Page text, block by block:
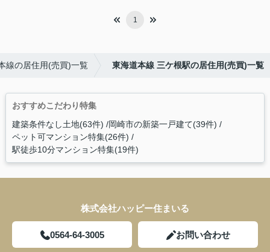
1
線の居住用(売買)一覧 東海道本線 三ケ根駅の居住用(売買)一覧
おすすめこだわり特集
建築条件なし土地(63件) 岡崎市の新築一戸建て(39件)
ペット可マンション特集(26件)
駅徒歩10分マンション特集(19件)
株式会社ハッピー住まいる
0564-64-3005 お問い合わせ